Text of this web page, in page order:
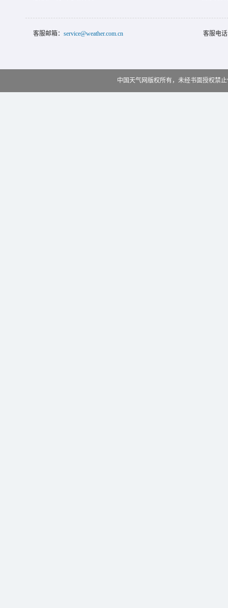
客服邮箱： service@weather.com.cn 客服电
中国天气网版权所有，未经书面授权